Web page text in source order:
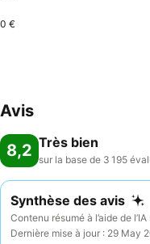
0 €
Avis
8,2 Très bien
sur la base de 3 195
Synthèse des avis
Contenu résumé à l’aide de
Dernière mise à jour : 29 May